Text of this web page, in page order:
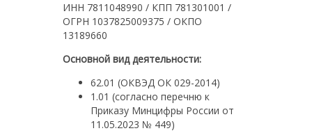
ИНН 7811048990 / КПП 781301001 /
ОГРН 1037825009375 / ОКПО
13189660
Основной вид деятельности:
62.01 (ОКВЭД ОК 029-2014)
1.01 (согласно перечню к
Приказу Минцифры России от
11.05.2023 № 449)